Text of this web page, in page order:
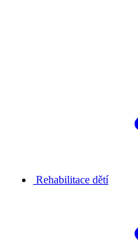
Rehabilitace dětí